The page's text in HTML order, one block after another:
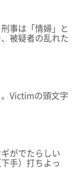
事は「情婦」と
被疑者の乱れた
。Victimの頭文字
がでたらしい
手）打ちよっ